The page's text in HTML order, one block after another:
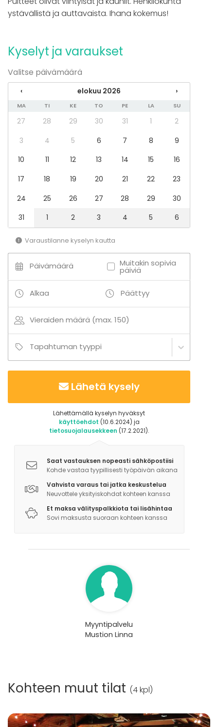
Pikkujoulut
Juhlasali
Kokoushuone
Kartano / Huvila
Aktiviteetit
Ulkoilu
The place is close to nature and very
beautiful. The sauna and the swim in the
service at Svartå Manor."
Stefan Lindh
Constructor Finland Oy
ystävällistä ja auttavaista. Ihana kokemus!
Kyselyt ja varaukset
Valitse päivämäärä
‹ elokuu 2026 ›
MA TI KE TO PE LA SU
27 28 29 30 31 1
2
3
4 5 6 7 8
9
10
11 12 13 14 15
16
17
18 19 20 21 22
23
24
25 26 27 28 29
30
31
1 2 3 4 5 6
Varaustilanne kyselyn kautta
Päivämäärä Muitakin sopivia
päiviä
Alkaa Päättyy
Vieraiden määrä (max. 150)
Tapahtuman tyyppi
Lähetä kysely
Lähettämällä kyselyn hyväksyt
käyttöehdot (10.6.2024) ja
tietosuojalausekkeen (17.2.2021).
Saat vastauksen nopeasti sähköpostiisi
Kohde vastaa tyypillisesti työpäivän aikana
Vahvista varaus tai jatka keskustelua
Neuvottele yksityiskohdat kohteen kanssa
Et maksa välityspalkkiota tai lisähintaa
Sovi maksusta suoraan kohteen kanssa
Myyntipalvelu
Mustion Linna
Kohteen muut tilat (4 kpl)